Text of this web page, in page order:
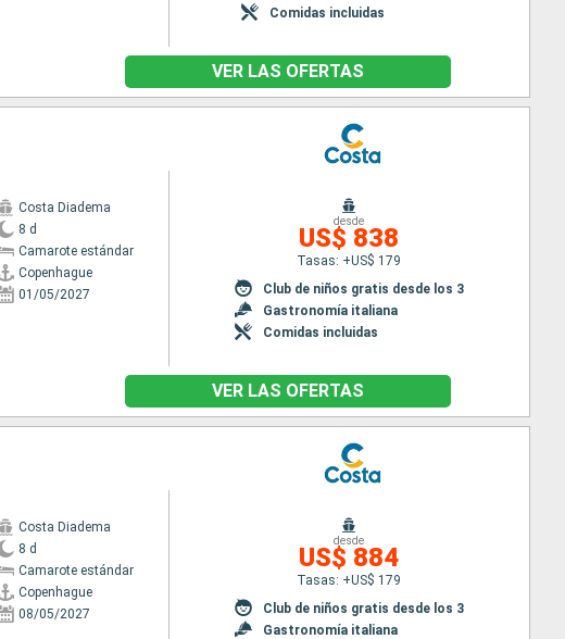
Comidas incluidas
VER LAS OFERTAS
Costa Diadema
8 d
Camarote estándar
Copenhague
01/05/2027
desde
US$ 838
Tasas: +US$ 179
Club de niños gratis desde los 3
Gastronomía italiana
Comidas incluidas
VER LAS OFERTAS
Costa Diadema
8 d
Camarote estándar
Copenhague
08/05/2027
desde
US$ 884
Tasas: +US$ 179
Club de niños gratis desde los 3
Gastronomía italiana